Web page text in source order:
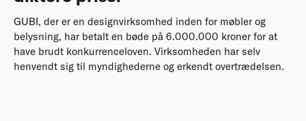
GUBI, der er en designvirksomhed inden for møbler og
belysning, har betalt en bøde på 6.000.000 kroner for at
have brudt konkurrenceloven. Virksomheden har selv
henvendt sig til myndighederne og erkendt overtrædelsen.